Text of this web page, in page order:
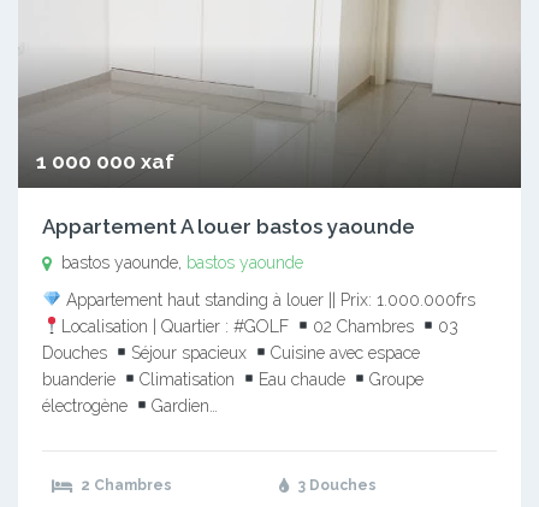
1 000 000 xaf
Appartement A louer bastos yaounde
bastos yaounde, bastos yaounde
Appartement haut standing à louer || Prix: 1.000.000frs
Localisation | Quartier : #GOLF
02 Chambres
03
Douches
Séjour spacieux
Cuisine avec espace
buanderie
Climatisation Eau chaude
Groupe
électrogène
Gardien…
2 Chambres 3 Douches